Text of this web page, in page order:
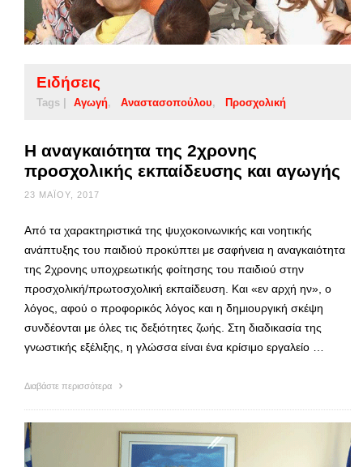
Ειδήσεις
Tags | Αγωγή Αναστασοπούλου Προσχολική
Η αναγκαιότητα της 2χρονης
προσχολικής εκπαίδευσης και αγωγής
23 ΜΑΪ́ΟΥ, 2017
Από τα χαρακτηριστικά της ψυχοκοινωνικής και νοητικής
ανάπτυξης του παιδιού προκύπτει με σαφήνεια η αναγκαιότητα
της 2χρονης υποχρεωτικής φοίτησης του παιδιού στην
προσχολική/πρωτοσχολική εκπαίδευση. Και «εν αρχή ην», ο
λόγος, αφού ο προφορικός λόγος και η δημιουργική σκέψη
συνδέονται με όλες τις δεξιότητες ζωής. Στη διαδικασία της
γνωστικής εξέλιξης, η γλώσσα είναι ένα κρίσιμο εργαλείο …
Διαβάστε περισσότερα